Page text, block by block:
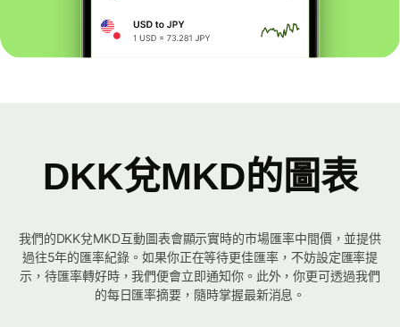
DKK兌MKD的圖表
我們的DKK兌MKD互動圖表會顯示實時的市場匯率中間價，並提供
過往5年的匯率紀錄。如果你正在等待更佳匯率，不妨設定匯率提
示，待匯率轉好時，我們便會立即通知你。此外，你更可透過我們
的每日匯率摘要，隨時掌握最新消息。